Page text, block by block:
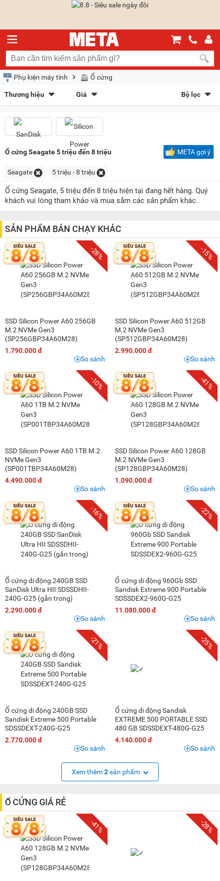
Phụ kiện máy tính Ổ cứng
Thương hiệu
SanDisk (6)
Giá
Sắp xếp theo
Bán chạy nhất Giá tăng dần
Trả góp
Chọn khoảng giá
2 triệu - 3 triệu
3 triệu - 5 triệu
(2)
5 triệu - 8 triệu (1)
10 triệu - 15 triệu (1)
Bộ lọc
Ổ cứng Seagate 5 triệu đến 8 triệu META gợi ý
Seagate 5 triệu - 8 triệu
Ổ cứng Seagate, 5 triệu đến 8 triệu hiện tại đang hết hàng. Quý
khách vui lòng tham khảo và mua sắm các sản phẩm khác.
SẢN PHẨM BÁN CHẠY KHÁC
-28%
SSD Silicon Power A60 256GB
M.2 NVMe Gen3
(SP256GBP34A60M28)
1.790.000 đ
So sánh
-15%
SSD Silicon Power A60 512GB
M.2 NVMe Gen3
(SP512GBP34A60M28)
2.990.000 đ
So sánh
-10%
SSD Silicon Power A60 1TB M.2
NVMe Gen3
(SP001TBP34A60M28)
4.490.000 đ
So sánh
-41%
SSD Silicon Power A60 128GB
M.2 NVMe Gen3
(SP128GBP34A60M28)
1.090.000 đ
So sánh
-16%
Ổ cứng di động 240GB SSD
SanDisk Ultra HII SDSSDHII-
240G-G25 (gắn trong)
2.290.000 đ
So sánh
-22%
Ổ cứng di động 960Gb SSD
Sandisk Extreme 900 Portable
SDSSDEX2-960G-G25
11.080.000 đ
So sánh
-21%
Ổ cứng di động 240GB SSD
Sandisk Extreme 500 Portable
SDSSDEXT-240G-G25
2.770.000 đ
So sánh
-25%
Ổ cứng di động Sandisk
EXTREME 500 PORTABLE SSD
480 GB SDSSDEXT-480G-G25
4.140.000 đ
So sánh
Xem thêm2sản phẩm
Ổ CỨNG GIÁ RẺ
-41% -28%